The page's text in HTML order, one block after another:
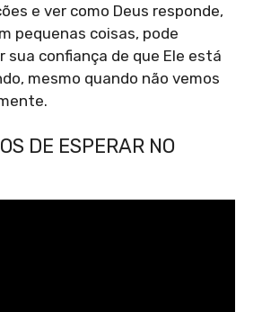
e ver como Deus responde,
pequenas coisas, pode
sua confiança de que Ele está
mesmo quando não vemos
DE ESPERAR NO